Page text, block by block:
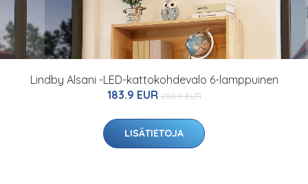
Lindby Alsani -LED-kattokohdevalo 6-lamppuinen
183.9 EUR 206.9 EUR
LISÄTIETOJA